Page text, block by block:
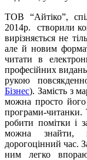
ТОВ “Айтіко”,
2014р. створили
вирізняється не
але й новим
читати в
професійних
рукою
Бізнес). Замість з
можна просто
програми-читанки.
робити помітки і
можна знайти,
дорогоцінний час.
ним легко